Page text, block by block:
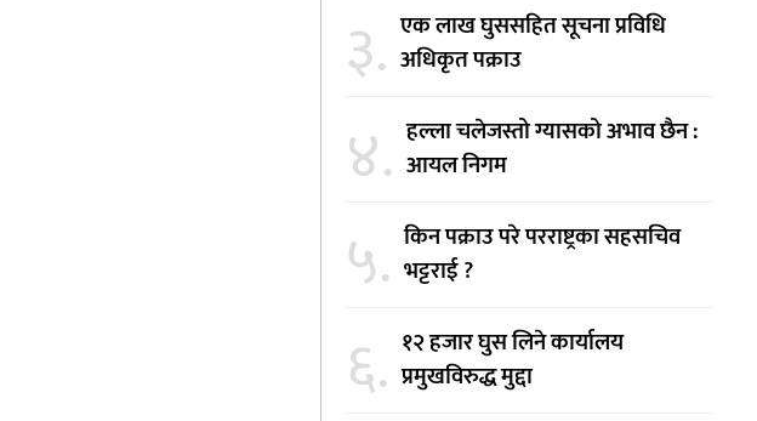
३. एक लाख घुससहित सूचना प्रविधि
अधिकृत पक्राउ
४. हल्ला चलेजस्तो ग्यासको अभाव छैन :
आयल निगम
५. किन पक्राउ परे परराष्ट्रका सहसचिव
भट्टराई ?
६. १२ हजार घुस लिने कार्यालय
प्रमुखविरुद्ध मुद्दा